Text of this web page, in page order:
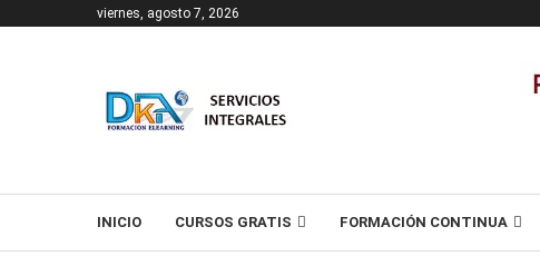
viernes, agosto 7, 2026
INICIO CURSOS GRATIS FORMACIÓN CONTINUA